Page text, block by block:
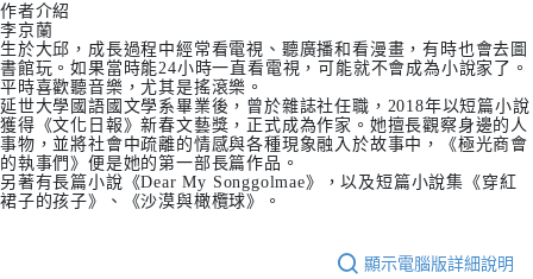
作者介紹
李京蘭
生於大邱，成長過程中經常看電視、聽廣播和看漫畫，有時也會去圖
書館玩。如果當時能24小時一直看電視，可能就不會成為小說家了。
平時喜歡聽音樂，尤其是搖滾樂。
延世大學國語國文學系畢業後，曾於雜誌社任職，2018年以短篇小說
獲得《文化日報》新春文藝獎，正式成為作家。她擅長觀察身邊的人
事物，並將社會中疏離的情感與各種現象融入於故事中，《極光商會
的執事們》便是她的第一部長篇作品。
另著有長篇小說《Dear My Songgolmae》，以及短篇小說集《穿紅
裙子的孩子》、《沙漠與橄欖球》。
顯示電腦版詳細說明